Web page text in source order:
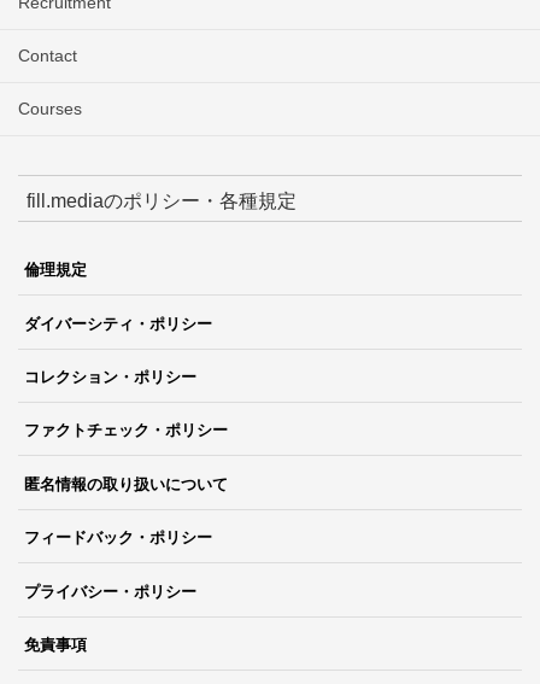
Contact
Courses
fill.mediaのポリシー・各種規定
倫理規定
ダイバーシティ・ポリシー
コレクション・ポリシー
ファクトチェック・ポリシー
匿名情報の取り扱いについて
フィードバック・ポリシー
プライバシー・ポリシー
免責事項